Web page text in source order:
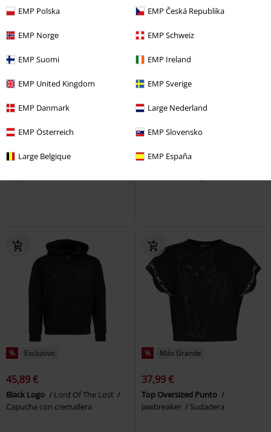
EMP Polska EMP Česká Republika
EMP Norge EMP Schweiz
EMP Suomi EMP Ireland
EMP United Kingdom EMP Sverige
EMP Danmark Large Nederland
EMP Österreich EMP Slovensko
Large Belgique EMP España
PVPR 99,99 €
75,99 €
Gengar - Sherpa
21,59 €
Logo - Vintage
% Exclusivo
45,89 €
Black Logo
Lord Of The Lost
Capucha con cremallera
% Más Grande
37,99 €
Top Oversized Punto
Jawbreaker
Sudadera